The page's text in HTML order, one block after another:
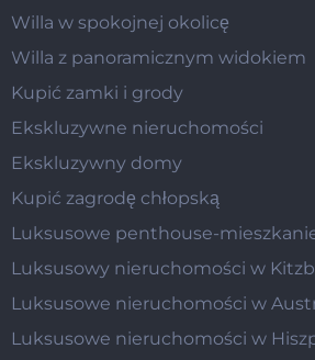
Willa w spokojnej okolicę
Willa z panoramicznym widokiem
Kupić zamki i grody
Ekskluzywne nieruchomości
Ekskluzywny domy
Kupić zagrodę chłopską
Luksusowe penthouse-
Luksusowy nieruchomości w
Luksusowe nieruchomości w
Luksusowe nieruchomości w